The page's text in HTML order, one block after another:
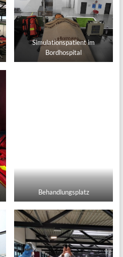
Simulationspatient im
Bordhospital
Behandlungsplatz